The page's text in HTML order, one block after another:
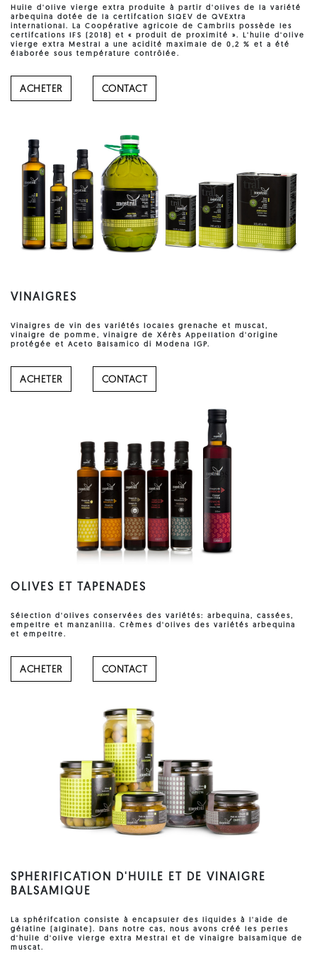
Huile d'olive
vierge extra produite à partir d'olives de la variété
arbequina dotée de la certifcation SIQEV de QVExtra
international. La Coopérative agricole de Cambrils possède les
certifcations IFS (2018) et « produit de proximité ». L'huile d'olive
vierge extra Mestral a une acidité maximale de 0,2 % et a été
élaborée sous température contrôlée.
ACHETER CONTACT
VINAIGRES
Vinaigres de vin des variétés locales grenache et muscat,
vinaigre
de pomme, vinaigre de Xérès Appellation d'origine
protégée et Aceto Balsamico di Modena IGP.
ACHETER CONTACT
OLIVES ET TAPENADES
Sélection d'olives conservées des variétés: arbequina, cassées,
empeltre et manzanilla. Crèmes d'olives des variétés arbequina
et empeltre.
ACHETER CONTACT
SPHERIFICATION D'HUILE ET DE VINAIGRE
BALSAMIQUE
La sphérifcation consiste à encapsuler des liquides à l'aide de
gélatine (alginate). Dans notre cas, nous avons créé les perles
d'huile d'olive vierge extra Mestral et de vinaigre balsamique de
muscat.